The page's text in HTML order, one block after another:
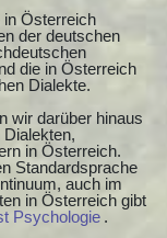
in Österreich
der deutschen
die in Österreich
Dialekte.
wir darüber hinaus
in Österreich.
Standardsprache
auch im
in Österreich gibt
Psychologie .